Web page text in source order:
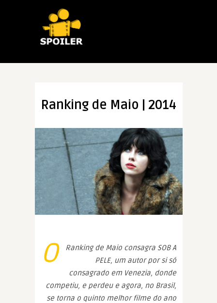
Ranking de Maio | 2014
O
Ranking de Maio consagra SOB A
PELE, um autor por si só
consagrado em Venezia, donde
competiu, e perdeu e agora, no Brasil,
se torna o quinto melhor filme do ano